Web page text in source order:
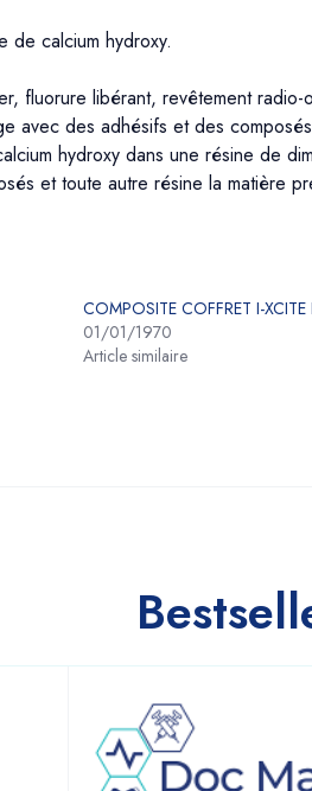
de calcium hydroxy.
fluorure libérant, revêtement
avec des adhésifs et des
hydroxy dans une résine de
et toute autre résine la matière
COMPOSITE COFFRET I-XCITE
01/01/1970
Article similaire